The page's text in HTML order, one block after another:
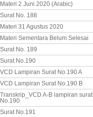
Materi 2 Juni 2020 (Arabic)
Surat No. 188
Materi 31 Agustus 2020
Materi Sementara Belum Selesai
Surat No. 189
Surat No.190
VCD Lampiran Surat No.190 A
VCD Lampiran Surat No.190 B
Transkrip_VCD A-B lampiran surat
No.190
Surat No.191